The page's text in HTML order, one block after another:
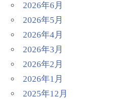
2026年6月
2026年5月
2026年4月
2026年3月
2026年2月
2026年1月
2025年12月